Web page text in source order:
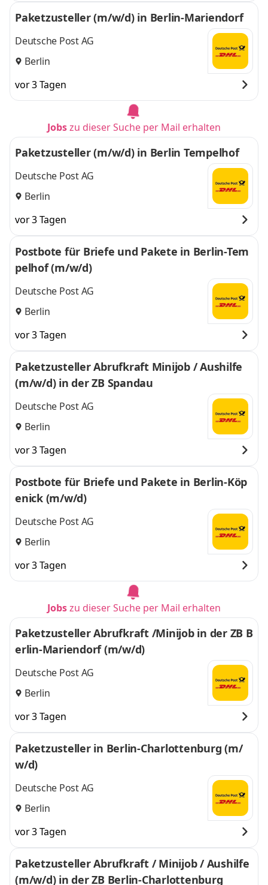
Paketzusteller (m/w/d) in Berlin-Mariendorf
Deutsche Post AG
Berlin
vor 3 Tagen
Jobszu dieser Suche per Mail erhalten
Paketzusteller (m/w/d) in Berlin Tempelhof
Deutsche Post AG
Berlin
vor 3 Tagen
Postbote für Briefe und Pakete in Berlin-Tem
pelhof (m/w/d)
Deutsche Post AG
Berlin
vor 3 Tagen
Paketzusteller Abrufkraft Minijob / Aushilfe
(m/w/d) in der ZB Spandau
Deutsche Post AG
Berlin
vor 3 Tagen
Postbote für Briefe und Pakete in Berlin-Köp
enick (m/w/d)
Deutsche Post AG
Berlin
vor 3 Tagen
Jobszu dieser Suche per Mail erhalten
Paketzusteller Abrufkraft /Minijob in der ZB B
erlin-Mariendorf (m/w/d)
Deutsche Post AG
Berlin
vor 3 Tagen
Paketzusteller in Berlin-Charlottenburg (m/
w/d)
Deutsche Post AG
Berlin
vor 3 Tagen
Paketzusteller Abrufkraft / Minijob / Aushilfe
(m/w/d) in der ZB Berlin-Charlottenburg